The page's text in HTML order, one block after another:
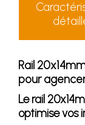
Rail
pour
Le rail
optimise vos